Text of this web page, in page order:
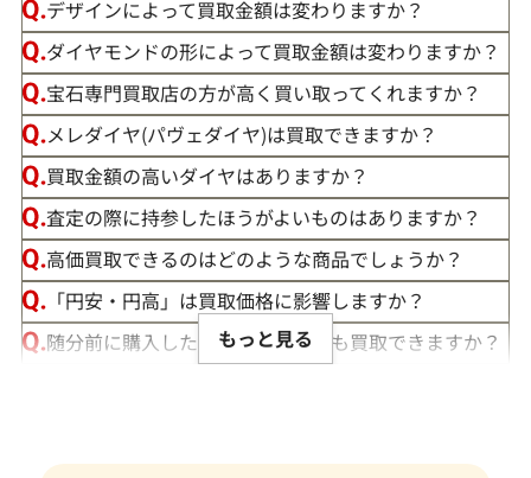
デザインによって買取金額は変わりますか？
ダイヤモンドの形によって買取金額は変わりますか？
宝石専門買取店の方が高く買い取ってくれますか？
メレダイヤ(パヴェダイヤ)は買取できますか？
買取金額の高いダイヤはありますか？
査定の際に持参したほうがよいものはありますか？
高価買取できるのはどのような商品でしょうか？
「円安・円高」は買取価格に影響しますか？
随分前に購入したダイヤモンドでも買取できますか？
ダイヤモンドの買取価格には、どんなことが影響しま
もっと見る